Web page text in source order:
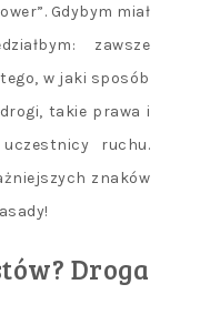
Gdybym miał
zawsze
w jaki sposób
takie prawa i
ruchu.
znaków
Droga